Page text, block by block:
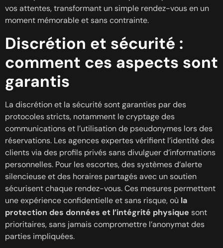
vos attentes, transformant un simple rendez-vous en un
moment mémorable et sans contrainte.
Discrétion et sécurité :
comment ces aspects sont
garantis
La discrétion et la sécurité sont garanties par des
protocoles stricts, notamment le cryptage des
communications et l’utilisation de pseudonymes lors des
réservations. Les agences expertes vérifient l’identité des
clients via des profils privés sans divulguer d’informations
personnelles. Pour les escortes, des systèmes d’alerte
silencieuse et des horaires partagés avec un soutien
sécurisent chaque rendez-vous. Ces mesures permettent
une expérience confidentielle et sans risque, où la
protection des données et l’intégrité physique sont
prioritaires, sans jamais compromettre l’anonymat des
parties impliquées.